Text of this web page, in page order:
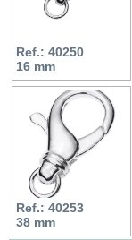
Ref.: 40250
16 mm
Ref.: 40253
38 mm